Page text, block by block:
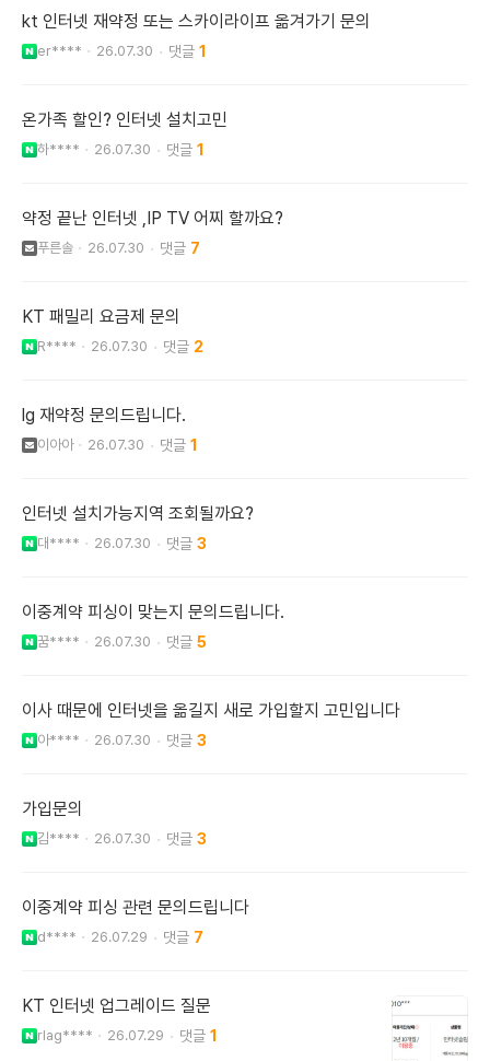
kt 인터넷 재약정 또는 스카이라이프 옮겨가기 문의
er**** 26.07.30 1
온가족 할인? 인터넷 설치고민
하**** 26.07.30 1
약정 끝난 인터넷 ,IP TV 어찌 할까요?
푸른솔 26.07.30 7
KT 패밀리 요금제 문의
R**** 26.07.30 2
lg 재약정 문의드립니다.
이아아 26.07.30 1
인터넷 설치가능지역 조회될까요?
대**** 26.07.30 3
이중계약 피싱이 맞는지 문의드립니다.
꿈**** 26.07.30 5
이사 때문에 인터넷을 옮길지 새로 가입할지 고민입니다
아**** 26.07.30 3
가입문의
김**** 26.07.30 3
이중계약 피싱 관련 문의드립니다
d**** 26.07.29 7
KT 인터넷 업그레이드 질문
rlag**** 26.07.29 1